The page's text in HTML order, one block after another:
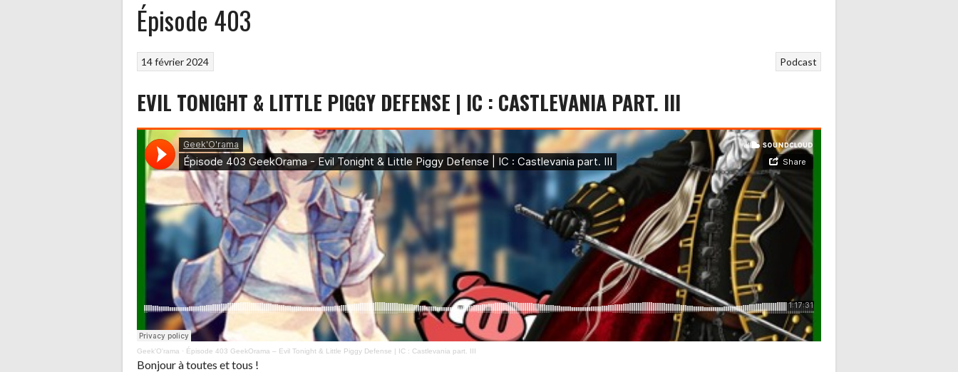
Épisode 403
Podcast
14 février 2024
EVIL TONIGHT & LITTLE PIGGY DEFENSE | IC : CASTLEVANIA PART. III
Geek'O'rama · Épisode 403 GeekOrama – Evil Tonight & Little Piggy Defense | IC : Castlevania part. III
Bonjour à toutes et tous !